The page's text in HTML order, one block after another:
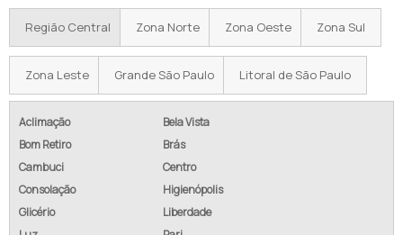
Região Central Zona Norte Zona Oeste Zona Sul
Zona Leste Grande São Paulo Litoral de São Paulo
Aclimação
Bela Vista
Bom Retiro
Brás
Cambuci
Centro
Consolação
Higienópolis
Glicério
Liberdade